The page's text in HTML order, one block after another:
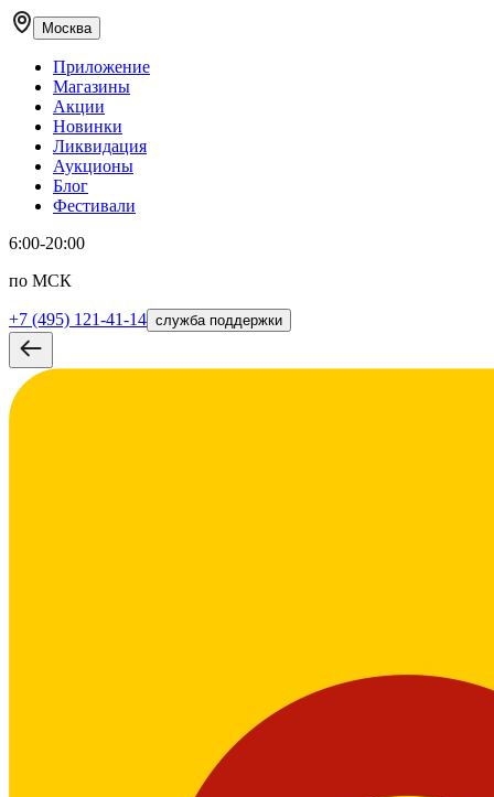
Москва
Приложение
Магазины
Акции
Новинки
Ликвидация
Аукционы
Блог
Фестивали
6:00-20:00
по МСК
+7 (495) 121-41-14 служба поддержки